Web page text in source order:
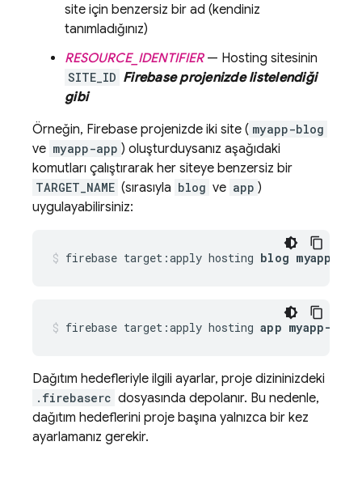
site için benzersiz bir ad (kendiniz
tanımladığınız)
RESOURCE_IDENTIFIER— Hosting sitesinin
SITE_ID Firebase projenizde listelendiği
gibi
Örneğin, Firebase projenizde iki site ( myapp-blog
ve myapp-app ) oluşturduysanız aşağıdaki
komutları çalıştırarak her siteye benzersiz bir
TARGET_NAME (sırasıyla blog ve app )
uygulayabilirsiniz:
firebase target:apply hosting blog myapp-
firebase target:apply hosting app myapp-app
Dağıtım hedefleriyle ilgili ayarlar, proje dizininizdeki
.firebaserc dosyasında depolanır. Bu nedenle,
dağıtım hedeflerini proje başına yalnızca bir kez
ayarlamanız gerekir.